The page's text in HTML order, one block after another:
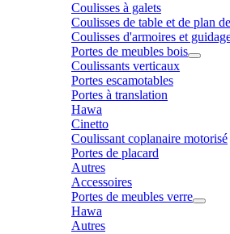
Coulisses à galets
Coulisses de table et de plan
Coulisses d'armoires et
Portes de meubles bois
Coulissants verticaux
Portes escamotables
Portes à translation
Hawa
Cinetto
Coulissant coplanaire motorisé
Portes de placard
Autres
Accessoires
Portes de meubles verre
Hawa
Autres